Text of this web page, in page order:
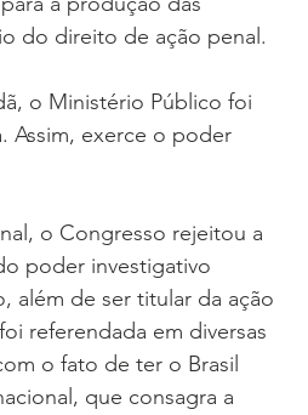
do direito de ação penal.
o Ministério Público foi
Assim, exerce o poder
o Congresso rejeitou a
poder investigativo
além de ser titular da ação
referendada em diversas
o fato de ter o Brasil
que consagra a